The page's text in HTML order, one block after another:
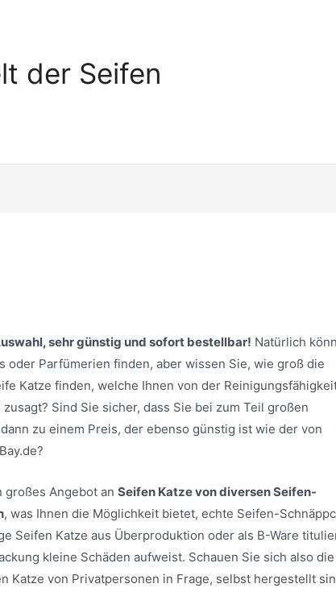
der Seifen
sehr günstig und sofort bestellbar! Natürlich
oder Parfümerien finden, aber wissen Sie, wie groß die
Katze finden, welche Ihnen von der
Sind Sie sicher, dass Sie bei zum Teil großen
zu einem Preis, der ebenso günstig ist wie der von
Angebot an Seifen Katze von diversen Seifen-
, was Ihnen die Möglichkeit bietet, echte Seifen-
Seifen Katze aus Überproduktion oder als B-Ware
kleine Schäden aufweist. Schauen Sie sich also die
Katze von Privatpersonen in Frage, selbst hergestellt